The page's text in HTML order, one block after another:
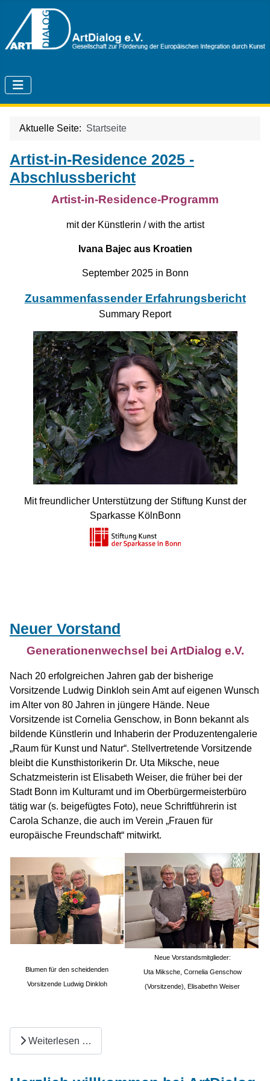
Aktuelle Seite: Startseite
Artist-in-Residence 2025 -
Abschlussbericht
Artist-in-Residence-Programm
mit der Künstlerin / with the artist
Ivana Bajec aus Kroatien
September 2025 in Bonn
Zusammenfassender Erfahrungsbericht
Summary Report
Mit freundlicher Unterstützung der Stiftung Kunst der
Sparkasse KölnBonn
Neuer Vorstand
Generationenwechsel bei ArtDialog e.V.
Nach 20 erfolgreichen Jahren gab der bisherige
Vorsitzende Ludwig Dinkloh sein Amt auf eigenen Wunsch
im Alter von 80 Jahren in jüngere Hände. Neue
Vorsitzende ist Cornelia Genschow, in Bonn bekannt als
bildende Künstlerin und Inhaberin der Produzentengalerie
„Raum für Kunst und Natur“. Stellvertretende Vorsitzende
bleibt die Kunsthistorikerin Dr. Uta Miksche, neue
Schatzmeisterin ist Elisabeth Weiser, die früher bei der
Stadt Bonn im Kulturamt und im Oberbürgermeisterbüro
tätig war (s. beigefügtes Foto), neue Schriftführerin ist
Carola Schanze, die auch im Verein „Frauen für
europäische Freundschaft“ mitwirkt.
Blumen für den scheidenden
Vorsitzende Ludwig Dinkloh
Neue Vorstandsmitglieder:
Uta Miksche, Cornelia Genschow
(Vorsitzende), Elisabethn Weiser
Weiterlesen …